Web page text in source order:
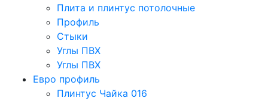
Плита и плинтус потолочные
Профиль
Стыки
Углы ПВХ
Углы ПВХ
Евро профиль
Плинтус Чайка 016